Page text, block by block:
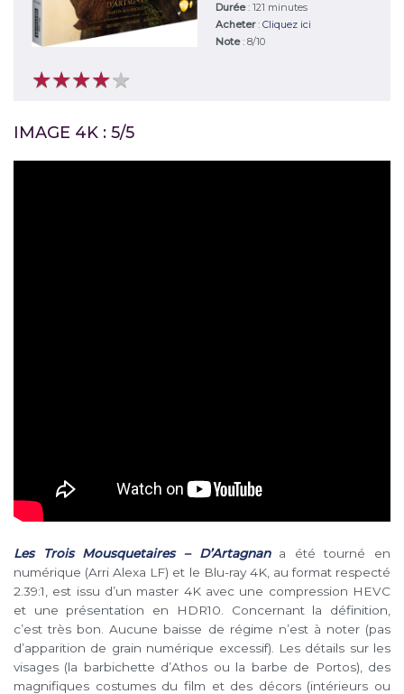
Durée:121 minutes
Acheter:Cliquez ici
Note:8/10
★★★★★
★★★★★
IMAGE 4K : 5/5
Les Trois Mousquetaires – D’Artagnana été tourné en
numérique (Arri Alexa LF) et le Blu-ray 4K, au format respecté
2.39:1, est issu d’un master 4K avec une compression HEVC
et une présentation en HDR10. Concernant la définition,
c’est très bon. Aucune baisse de régime n’est à noter (pas
d’apparition de grain numérique excessif). Les détails sur les
visages (la barbichette d’Athos ou la barbe de Portos), des
magnifiques costumes du film et des décors (intérieurs ou